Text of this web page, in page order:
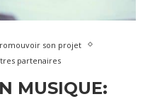
son projet
partenaires
MUSIQUE: